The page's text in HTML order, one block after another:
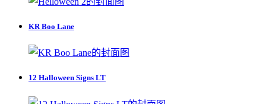
KR Boo Lane
12 Halloween Signs LT